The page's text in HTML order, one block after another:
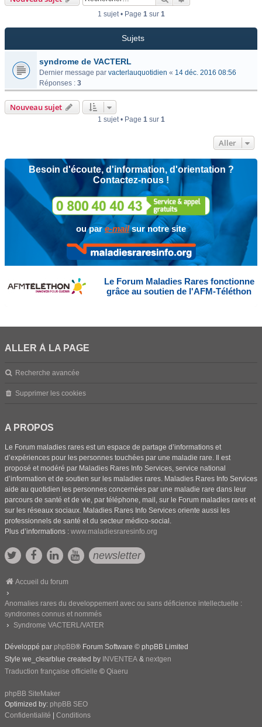
1 sujet • Page 1sur 1
Sujets
syndrome de VACTERL
Dernier message par vacterlauquotidien « 14 déc. 2016 08:56
Réponses : 3
Nouveau sujet
1 sujet • Page 1sur 1
Aller
Besoin d'écoute, d'information, d'orientation ?
Contactez-nous !
ou pare-mailsur notre site
Le Forum Maladies Rares fonctionne
grâce au soutien de l'AFM-Téléthon
ALLER À LA PAGE
Recherche avancée
Supprimer les cookies
A PROPOS
Le Forum maladies rares est un espace de partage d’informations et
d’expériences pour les personnes touchées par une maladie rare. Il est
proposé et modéré par Maladies Rares Info Services, service national
d’information et de soutien sur les maladies rares. Maladies Rares Info Services
aide au quotidien les personnes concernées par une maladie rare dans leur
parcours de santé et de vie, par téléphone, mail, sur le Forum maladies rares et
sur les réseaux sociaux. Maladies Rares Info Services oriente aussi les
professionnels de santé et du secteur médico-social.
Plus d’informations : www.maladiesraresinfo.org
newsletter
Accueil du forum
Anomalies rares du developpement avec ou sans déficience intellectuelle :
syndromes connus et nommés
Syndrome VACTERL/VATER
Développé par phpBB® Forum Software © phpBB Limited
Style we_clearblue created by INVENTEA & nextgen
Traduction française officielle © Qiaeru
phpBB SiteMaker
Optimized by: phpBB SEO
Confidentialité
Conditions